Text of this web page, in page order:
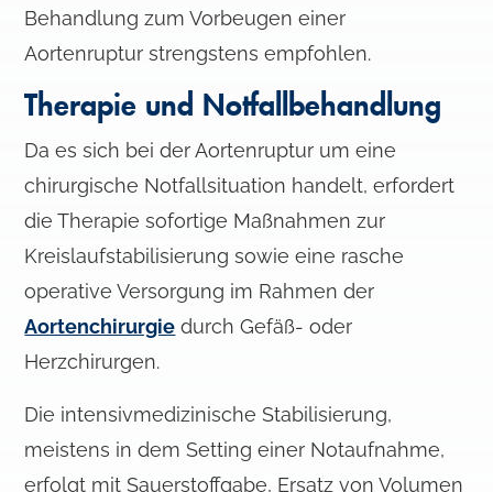
Behandlung zum Vorbeugen einer
Aortenruptur strengstens empfohlen.
Therapie und Notfallbehandlung
Da es sich bei der Aortenruptur um eine
chirurgische Notfallsituation handelt, erfordert
die Therapie sofortige Maßnahmen zur
Kreislaufstabilisierung sowie eine rasche
operative Versorgung im Rahmen der
Aortenchirurgie durch Gefäß- oder
Herzchirurgen.
Die intensivmedizinische Stabilisierung,
meistens in dem Setting einer Notaufnahme,
erfolgt mit Sauerstoffgabe, Ersatz von Volumen